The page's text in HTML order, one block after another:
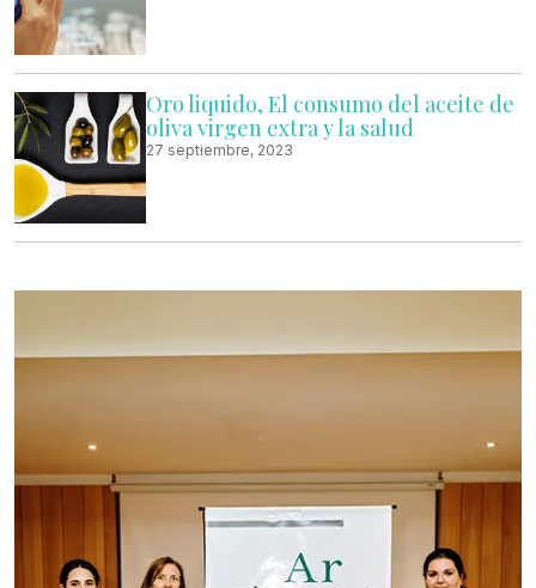
Oro liquido, El consumo del aceite de
oliva virgen extra y la salud
27 septiembre, 2023